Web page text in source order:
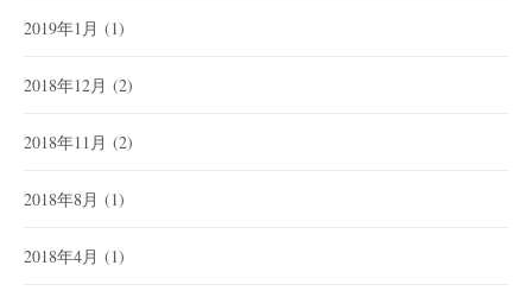
2019年1月 (1)
2018年12月 (2)
2018年11月 (2)
2018年8月 (1)
2018年4月 (1)